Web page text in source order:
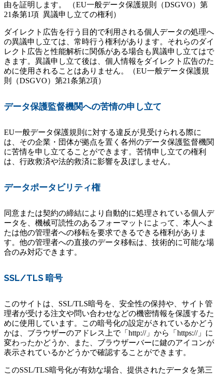
由を証明します。 （EU一般データ保護規則（DSGVO）第
21条第1項 異議申し立ての権利）
ダイレクト広告を行う目的で利用される個人データの処理へ
の異議申し立ては、常時行う権利があります。それらのダイ
レクト広告と性能解析に関係がある場合も異議申し立てはで
きます。異議申し立て後は、個人情報をダイレクト広告のた
めに使用されることはありません。（EU一般データ保護規
則（DSGVO）第21条第2項）
データ保護監督機関への苦情の申し立て
EU一般データ保護規則に対する違反が見受けられる際に
は、その企業・団体が拠点を置く各州のデータ保護監督機関
に苦情を申し立てることができます。苦情申し立ての権利
は、行政救済や法的救済に影響を及ぼしません。
データポータビリティ権
同意または契約の締結により自動的に処理されている個人デ
ータを、機械可読性のあるフォーマットによって、本人へま
たは他の管理者への移転を要求できるできる権利がありま
す。他の管理者への直接のデータ移転は、技術的に可能な場
合のみ対応できます。
SSL/TLS 暗号
このサイトは、SSL/TLS暗号を、安全性の保持や、サイト管
理者が受ける注文や問い合わせなどの機密情報を保護するた
めに使用しています。この暗号化の設定がされているかどう
かは、ブラウザーのアドレス上で「http://」から「https://」に
変わったかどうか、また、ブラウザーバーに鍵のアイコンが
表示されているかどうかで確認することができます。
このSSL/TLS暗号化が有効な場合、提供されたデータを第三